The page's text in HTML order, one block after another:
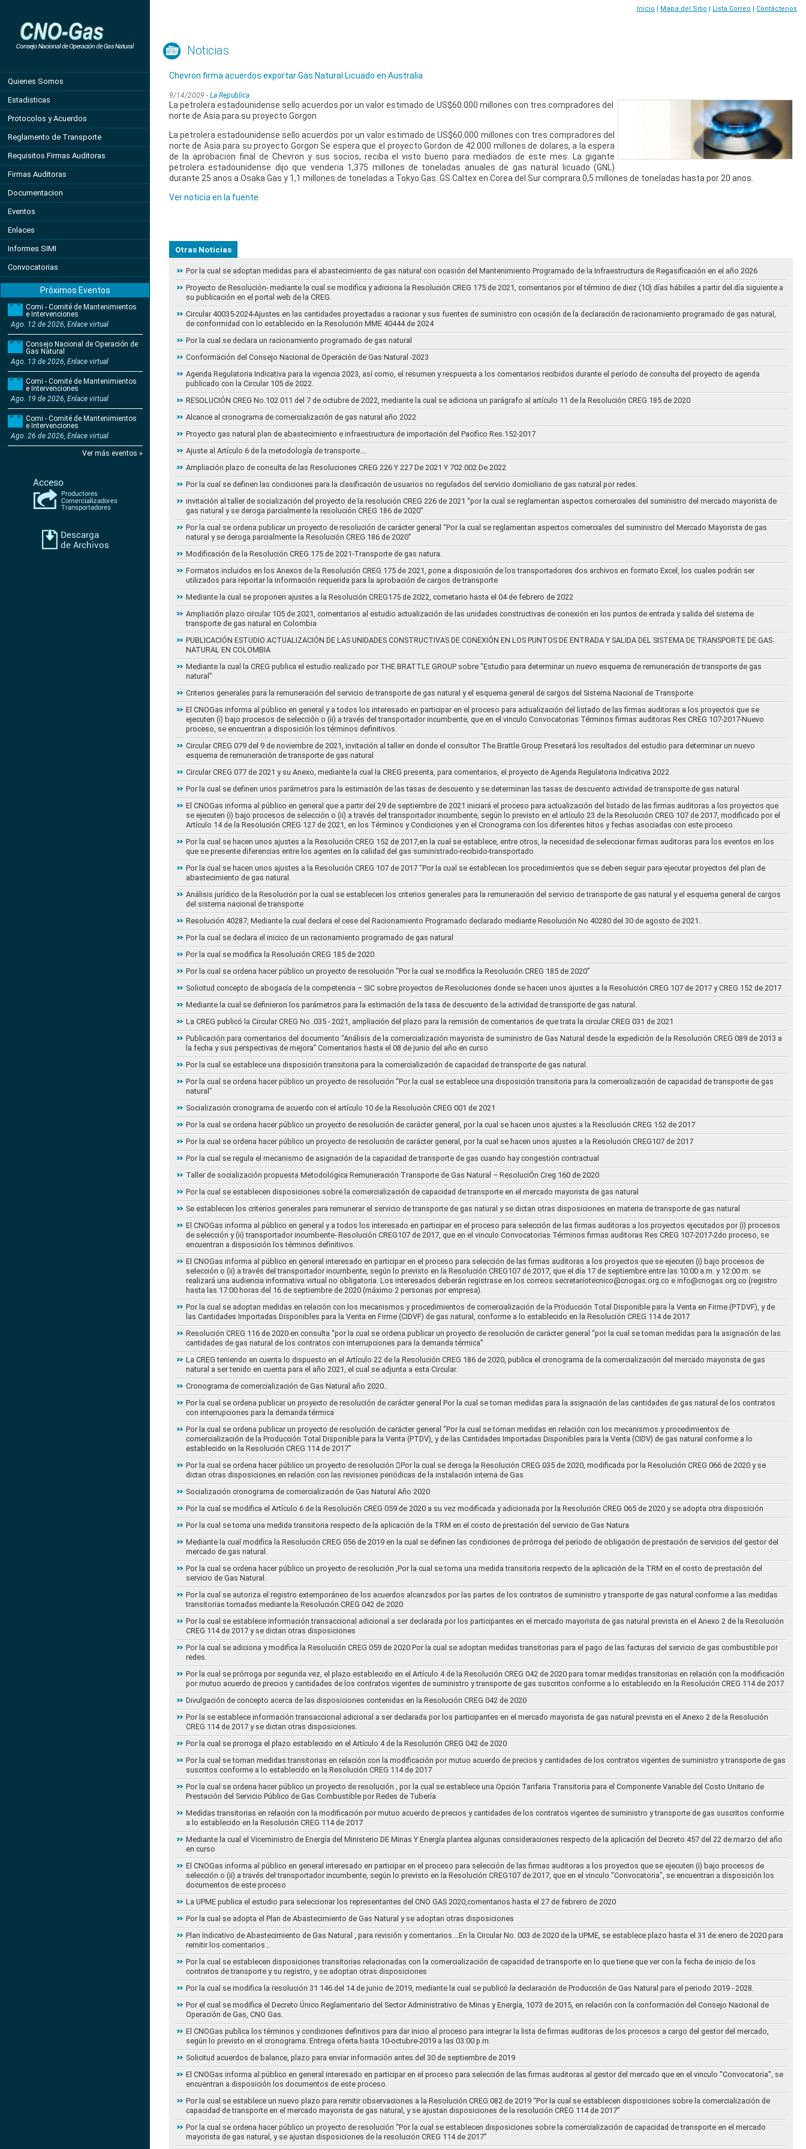
Quienes Somos
Estadisticas
Protocolos y Acuerdos
Reglamento de Transporte
Requisitos Firmas Auditoras
Firmas Auditoras
Documentacion
Eventos
Enlaces
Informes SIMI
Convocatorias
Próximos Eventos
Comi - Comité de Mantenimientos
e Intervenciones
Ago. 12 de 2026, Enlace virtual
Consejo Nacional de Operación de
Gas Natural
Ago. 13 de 2026, Enlace virtual
Comi - Comité de Mantenimientos
e Intervenciones
Ago. 19 de 2026, Enlace virtual
Comi - Comité de Mantenimientos
e Intervenciones
Ago. 26 de 2026, Enlace virtual
Ver más eventos »
Inicio | Mapa del Sitio | Lista Correo | Contáctenos
Noticias
Chevron firma acuerdos exportar Gas Natural Licuado en Australia
9/14/2009 - La Republica
La petrolera estadounidense sello acuerdos por un valor estimado de US$60.000 millones con tres compradores del
norte de Asia para su proyecto Gorgon
La petrolera estadounidense sello acuerdos por un valor estimado de US$60.000 millones con tres compradores del
norte de Asia para su proyecto Gorgon Se espera que el proyecto Gordon de 42.000 millones de dolares, a la espera
de la aprobacion final de Chevron y sus socios, reciba el visto bueno para mediados de este mes. La gigante
petrolera estadounidense dijo que venderia 1,375 millones de toneladas anuales de gas natural licuado (GNL)
durante 25 anos a Osaka Gas y 1,1 millones de toneladas a Tokyo Gas. GS Caltex en Corea del Sur comprara 0,5 millones de toneladas hasta por 20 anos.
Ver noticia en la fuente
Otras Noticias
Por la cual se adoptan medidas para el abastecimiento de gas natural con ocasión del Mantenimiento Programado de la Infraestructura de Regasificación en el año 2026
Proyecto de Resolución- mediante la cual se modifica y adiciona la Resolución CREG 175 de 2021, comentarios por el término de diez (10) días hábiles a partir del día siguiente a
su publicación en el portal web de la CREG.
Circular 40035-2024-Ajustes en las cantidades proyectadas a racionar y sus fuentes de suministro con ocasión de la declaración de racionamiento programado de gas natural,
de conformidad con lo establecido en la Resolución MME 40444 de 2024
Por la cual se declara un racionamiento programado de gas natural
Conformación del Consejo Nacional de Operación de Gas Natural -2023
Agenda Regulatoria Indicativa para la vigencia 2023, así como, el resumen y respuesta a los comentarios recibidos durante el período de consulta del proyecto de agenda
publicado con la Circular 105 de 2022.
RESOLUCIÓN CREG No.102 011 del 7 de octubre de 2022, mediante la cual se adiciona un parágrafo al artículo 11 de la Resolución CREG 185 de 2020
Alcance al cronograma de comercialización de gas natural año 2022
Proyecto gas natural plan de abastecimiento e infraestructura de importación del Pacifico Res.152-2017
Ajuste al Artículo 6 de la metodología de transporte….
Ampliación plazo de consulta de las Resoluciones CREG 226 Y 227 De 2021 Y 702 002 De 2022
Por la cual se definen las condiciones para la clasificación de usuarios no regulados del servicio domiciliario de gas natural por redes.
invitación al taller de socialización del proyecto de la resolución CREG 226 de 2021 “por la cual se reglamentan aspectos comerciales del suministro del mercado mayorista de
gas natural y se deroga parcialmente la resolución CREG 186 de 2020”
Por la cual se ordena publicar un proyecto de resolución de carácter general “Por la cual se reglamentan aspectos comerciales del suministro del Mercado Mayorista de gas
natural y se deroga parcialmente la Resolución CREG 186 de 2020”
Modificación de la Resolución CREG 175 de 2021-Transporte de gas natura.
Formatos incluidos en los Anexos de la Resolución CREG 175 de 2021, pone a disposición de los transportadores dos archivos en formato Excel, los cuales podrán ser
utilizados para reportar la información requerida para la aprobación de cargos de transporte
Mediante la cual se proponen ajustes a la Resolución CREG175 de 2022, cometario hasta el 04 de febrero de 2022
Ampliación plazo circular 105 de 2021, comentarios al estudio actualización de las unidades constructivas de conexión en los puntos de entrada y salida del sistema de
transporte de gas natural en Colombia
PUBLICACIÓN ESTUDIO ACTUALIZACIÓN DE LAS UNIDADES CONSTRUCTIVAS DE CONEXIÓN EN LOS PUNTOS DE ENTRADA Y SALIDA DEL SISTEMA DE TRANSPORTE DE GAS
NATURAL EN COLOMBIA
Mediante la cual la CREG publica el estudio realizado por THE BRATTLE GROUP sobre "Estudio para determinar un nuevo esquema de remuneración de transporte de gas
natural"
Criterios generales para la remuneración del servicio de transporte de gas natural y el esquema general de cargos del Sistema Nacional de Transporte
El CNOGas informa al público en general y a todos los interesado en participar en el proceso para actualización del listado de las firmas auditoras a los proyectos que se
ejecuten (i) bajo procesos de selección o (ii) a través del transportador incumbente, que en el vinculo Convocatorias Términos firmas auditoras Res CREG 107-2017-Nuevo
proceso, se encuentran a disposición los términos definitivos.
Circular CREG 079 del 9 de noviembre de 2021, invitación al taller en donde el consultor The Brattle Group Presetará los resultados del estudio para determinar un nuevo
esquema de remuneración de transporte de gas natural
Circular CREG 077 de 2021 y su Anexo, mediante la cual la CREG presenta, para comentarios, el proyecto de Agenda Regulatoria Indicativa 2022
Por la cual se definen unos parámetros para la estimación de las tasas de descuento y se determinan las tasas de descuento actividad de transporte de gas natural
El CNOGas informa al público en general que a partir del 29 de septiembre de 2021 iniciará el proceso para actualización del listado de las firmas auditoras a los proyectos que
se ejecuten (i) bajo procesos de selección o (ii) a través del transportador incumbente, según lo previsto en el artículo 23 de la Resolución CREG 107 de 2017, modificado por el
Artículo 14 de la Resolución CREG 127 de 2021, en los Términos y Condiciones y en el Cronograma con los diferentes hitos y fechas asociadas con este proceso.
Por la cual se hacen unos ajustes a la Resolución CREG 152 de 2017,en la cual se establece, entre otros, la necesidad de seleccionar firmas auditoras para los eventos en los
que se presente diferencias entre los agentes en la calidad del gas suministrado-recibido-transportado
Por la cual se hacen unos ajustes a la Resolución CREG 107 de 2017 “Por la cual se establecen los procedimientos que se deben seguir para ejecutar proyectos del plan de
abastecimiento de gas natural.
Análisis jurídico de la Resolución por la cual se establecen los criterios generales para la remuneración del servicio de transporte de gas natural y el esquema general de cargos
del sistema nacional de transporte
Resolución 40287, Mediante la cual declara el cese del Racionamiento Programado declarado mediante Resolución No 40280 del 30 de agosto de 2021..
Por la cual se declara el inicico de un racionamiento programado de gas natural
Por la cual se modifica la Resolución CREG 185 de 2020
Por la cual se ordena hacer público un proyecto de resolución “Por la cual se modifica la Resolución CREG 185 de 2020”
Solicitud concepto de abogacía de la competencia – SIC sobre proyectos de Resoluciones donde se hacen unos ajustes a la Resolución CREG 107 de 2017 y CREG 152 de 2017
Mediante la cual se definieron los parámetros para la estimación de la tasa de descuento de la actividad de transporte de gas natural.
La CREG publicó la Circular CREG No..035 - 2021, ampliación del plazo para la remisión de comentarios de que trata la circular CREG 031 de 2021
Publicación para comentarios del documento “Análisis de la comercialización mayorista de suministro de Gas Natural desde la expedición de la Resolución CREG 089 de 2013 a
la fecha y sus perspectivas de mejora” Comentarios hasta el 08 de junio del año en curso
Por la cual se establece una disposición transitoria para la comercialización de capacidad de transporte de gas natural.
Por la cual se ordena hacer público un proyecto de resolución “Por la cual se establece una disposición transitoria para la comercialización de capacidad de transporte de gas
natural”
Socialización cronograma de acuerdo con el artículo 10 de la Resolución CREG 001 de 2021
Por la cual se ordena hacer público un proyecto de resolución de carácter general, por la cual se hacen unos ajustes a la Resolución CREG 152 de 2017
Por la cual se ordena hacer público un proyecto de resolución de carácter general, por la cual se hacen unos ajustes a la Resolución CREG107 de 2017
Por la cual se regula el mecanismo de asignación de la capacidad de transporte de gas cuando hay congestión contractual
Taller de socialización propuesta Metodológica Remuneración Transporte de Gas Natural – ResoluciÓn Creg 160 de 2020
Por la cual se establecen disposiciones sobre la comercialización de capacidad de transporte en el mercado mayorista de gas natural
Se establecen los criterios generales para remunerar el servicio de transporte de gas natural y se dictan otras disposiciones en materia de transporte de gas natural
El CNOGas informa al público en general y a todos los interesado en participar en el proceso para selección de las firmas auditoras a los proyectos ejecutados por (i) procesos
de selección y (ii) transportador incumbente- Resolución CREG107 de 2017, que en el vinculo Convocatorias Términos firmas auditoras Res CREG 107-2017-2do proceso, se
encuentran a disposición los términos definitivos.
El CNOGas informa al público en general interesado en participar en el proceso para selección de las firmas auditoras a los proyectos que se ejecuten (i) bajo procesos de
selección o (ii) a través del transportador incumbente, según lo previsto en la Resolución CREG107 de 2017, que el día 17 de septiembre entre las 10:00 a.m. y 12:00 m. se
realizará una audiencia informativa virtual no obligatoria. Los interesados deberán registrase en los correos secretariotecnico@cnogas.org.co e info@cnogas.org.co (registro
hasta las 17:00 horas del 16 de septiembre de 2020 (máximo 2 personas por empresa).
Por la cual se adoptan medidas en relación con los mecanismos y procedimientos de comercialización de la Producción Total Disponible para la Venta en Firme (PTDVF), y de
las Cantidades Importadas Disponibles para la Venta en Firme (CIDVF) de gas natural, conforme a lo establecido en la Resolución CREG 114 de 2017
Resolución CREG 116 de 2020 en consulta “por la cual se ordena publicar un proyecto de resolución de carácter general “por la cual se toman medidas para la asignación de las
cantidades de gas natural de los contratos con interrupciones para la demanda térmica”
La CREG teniendo en cuenta lo dispuesto en el Artículo 22 de la Resolución CREG 186 de 2020, publica el cronograma de la comercialización del mercado mayorista de gas
natural a ser tenido en cuenta para el año 2021, el cual se adjunta a esta Circular.
Cronograma de comercialización de Gas Natural año 2020..
Por la cual se ordena publicar un proyecto de resolución de carácter general Por la cual se toman medidas para la asignación de las cantidades de gas natural de los contratos
con interrupciones para la demanda térmica
Por la cual se ordena publicar un proyecto de resolución de carácter general “Por la cual se toman medidas en relación con los mecanismos y procedimientos de
comercialización de la Producción Total Disponible para la Venta (PTDV), y de las Cantidades Importadas Disponibles para la Venta (CIDV) de gas natural conforme a lo
establecido en la Resolución CREG 114 de 2017”
Por la cual se ordena hacer público un proyecto de resolución 􀂴Por la cual se deroga la Resolución CREG 035 de 2020, modificada por la Resolución CREG 066 de 2020 y se
dictan otras disposiciones en relación con las revisiones periódicas de la instalación interna de Gas
Socialización cronograma de comercialización de Gas Natural Año 2020
Por la cual se modifica el Artículo 6 de la Resolución CREG 059 de 2020 a su vez modificada y adicionada por la Resolución CREG 065 de 2020 y se adopta otra disposición
Por la cual se toma una medida transitoria respecto de la aplicación de la TRM en el costo de prestación del servicio de Gas Natura
Mediante la cual modifica la Resolución CREG 056 de 2019 en la cual se definen las condiciones de prórroga del período de obligación de prestación de servicios del gestor del
mercado de gas natural.
Por la cual se ordena hacer público un proyecto de resolución ,Por la cual se toma una medida transitoria respecto de la aplicación de la TRM en el costo de prestación del
servicio de Gas Natural.
Por la cual se autoriza el registro extemporáneo de los acuerdos alcanzados por las partes de los contratos de suministro y transporte de gas natural conforme a las medidas
transitorias tomadas mediante la Resolución CREG 042 de 2020
Por la cual se establece información transaccional adicional a ser declarada por los participantes en el mercado mayorista de gas natural prevista en el Anexo 2 de la Resolución
CREG 114 de 2017 y se dictan otras disposiciones
Por la cual se adiciona y modifica la Resolución CREG 059 de 2020 Por la cual se adoptan medidas transitorias para el pago de las facturas del servicio de gas combustible por
redes.
Por la cual se prórroga por segunda vez, el plazo establecido en el Artículo 4 de la Resolución CREG 042 de 2020 para tomar medidas transitorias en relación con la modificación
por mutuo acuerdo de precios y cantidades de los contratos vigentes de suministro y transporte de gas suscritos conforme a lo establecido en la Resolución CREG 114 de 2017
Divulgación de concepto acerca de las disposiciones contenidas en la Resolución CREG 042 de 2020
Por la se establece información transaccional adicional a ser declarada por los participantes en el mercado mayorista de gas natural prevista en el Anexo 2 de la Resolución
CREG 114 de 2017 y se dictan otras disposiciones.
Por la cual se prorroga el plazo establecido en el Artículo 4 de la Resolución CREG 042 de 2020
Por la cual se toman medidas transitorias en relación con la modificación por mutuo acuerdo de precios y cantidades de los contratos vigentes de suministro y transporte de gas
suscritos conforme a lo establecido en la Resolución CREG 114 de 2017
Por la cual se ordena hacer público un proyecto de resolución , por la cual se establece una Opción Tarifaria Transitoria para el Componente Variable del Costo Unitario de
Prestación del Servicio Público de Gas Combustible por Redes de Tubería
Medidas transitorias en relación con la modificación por mutuo acuerdo de precios y cantidades de los contratos vigentes de suministro y transporte de gas suscritos conforme
a lo establecido en la Resolución CREG 114 de 2017
Mediante la cual el Viceministro de Energía del Ministerio DE Minas Y Energía plantea algunas consideraciones respecto de la aplicación del Decreto 457 del 22 de marzo del año
en curso
El CNOGas informa al público en general interesado en participar en el proceso para selección de las firmas auditoras a los proyectos que se ejecuten (i) bajo procesos de
selección o (ii) a través del transportador incumbente, según lo previsto en la Resolución CREG107 de 2017, que en el vinculo "Convocatoria", se encuentran a disposición los
documentos de este proceso
La UPME publica el estudio para seleccionar los representantes del CNO GAS 2020,comentarios hasta el 27 de febrero de 2020
Por la cual se adopta el Plan de Abastecimiento de Gas Natural y se adoptan otras disposiciones
Plan Indicativo de Abastecimiento de Gas Natural , para revisión y comentarios….En la Circular No. 003 de 2020 de la UPME, se establece plazo hasta el 31 de enero de 2020 para
remitir los comentarios…
Por la cual se establecen disposiciones transitorias relacionadas con la comercialización de capacidad de transporte en lo que tiene que ver con la fecha de inicio de los
contratos de transporte y su registro, y se adoptan otras disposiciones
Por la cual se modifica la resolución 31 146 del 14 de junio de 2019, mediante la cual se publicó la declaración de Producción de Gas Natural para el periodo 2019 - 2028.
Por el cual se modifica el Decreto Único Reglamentario del Sector Administrativo de Minas y Energía, 1073 de 2015, en relación con la conformación del Consejo Nacional de
Operación de Gas, CNO Gas.
El CNOGas publica los términos y condiciones definitivos para dar inicio al proceso para integrar la lista de firmas auditoras de los procesos a cargo del gestor del mercado,
según lo previsto en el cronograma. Entrega oferta hasta 10-octubre-2019 a las 03:00 p.m.
Solicitud acuerdos de balance, plazo para enviar información antes del 30 de septiembre de 2019
El CNOGas informa al público en general interesado en participar en el proceso para selección de las firmas auditoras al gestor del mercado que en el vinculo "Convocatoria", se
encuentran a disposición los documentos de este proceso.
Por la cual se establece un nuevo plazo para remitir observaciones a la Resolución CREG 082 de 2019 “Por la cual se establecen disposiciones sobre la comercialización de
capacidad de transporte en el mercado mayorista de gas natural, y se ajustan disposiciones de la resolución CREG 114 de 2017”
Por la cual se ordena hacer público un proyecto de resolución “Por la cual se establecen disposiciones sobre la comercialización de capacidad de transporte en el mercado
mayorista de gas natural, y se ajustan disposiciones de la resolución CREG 114 de 2017”